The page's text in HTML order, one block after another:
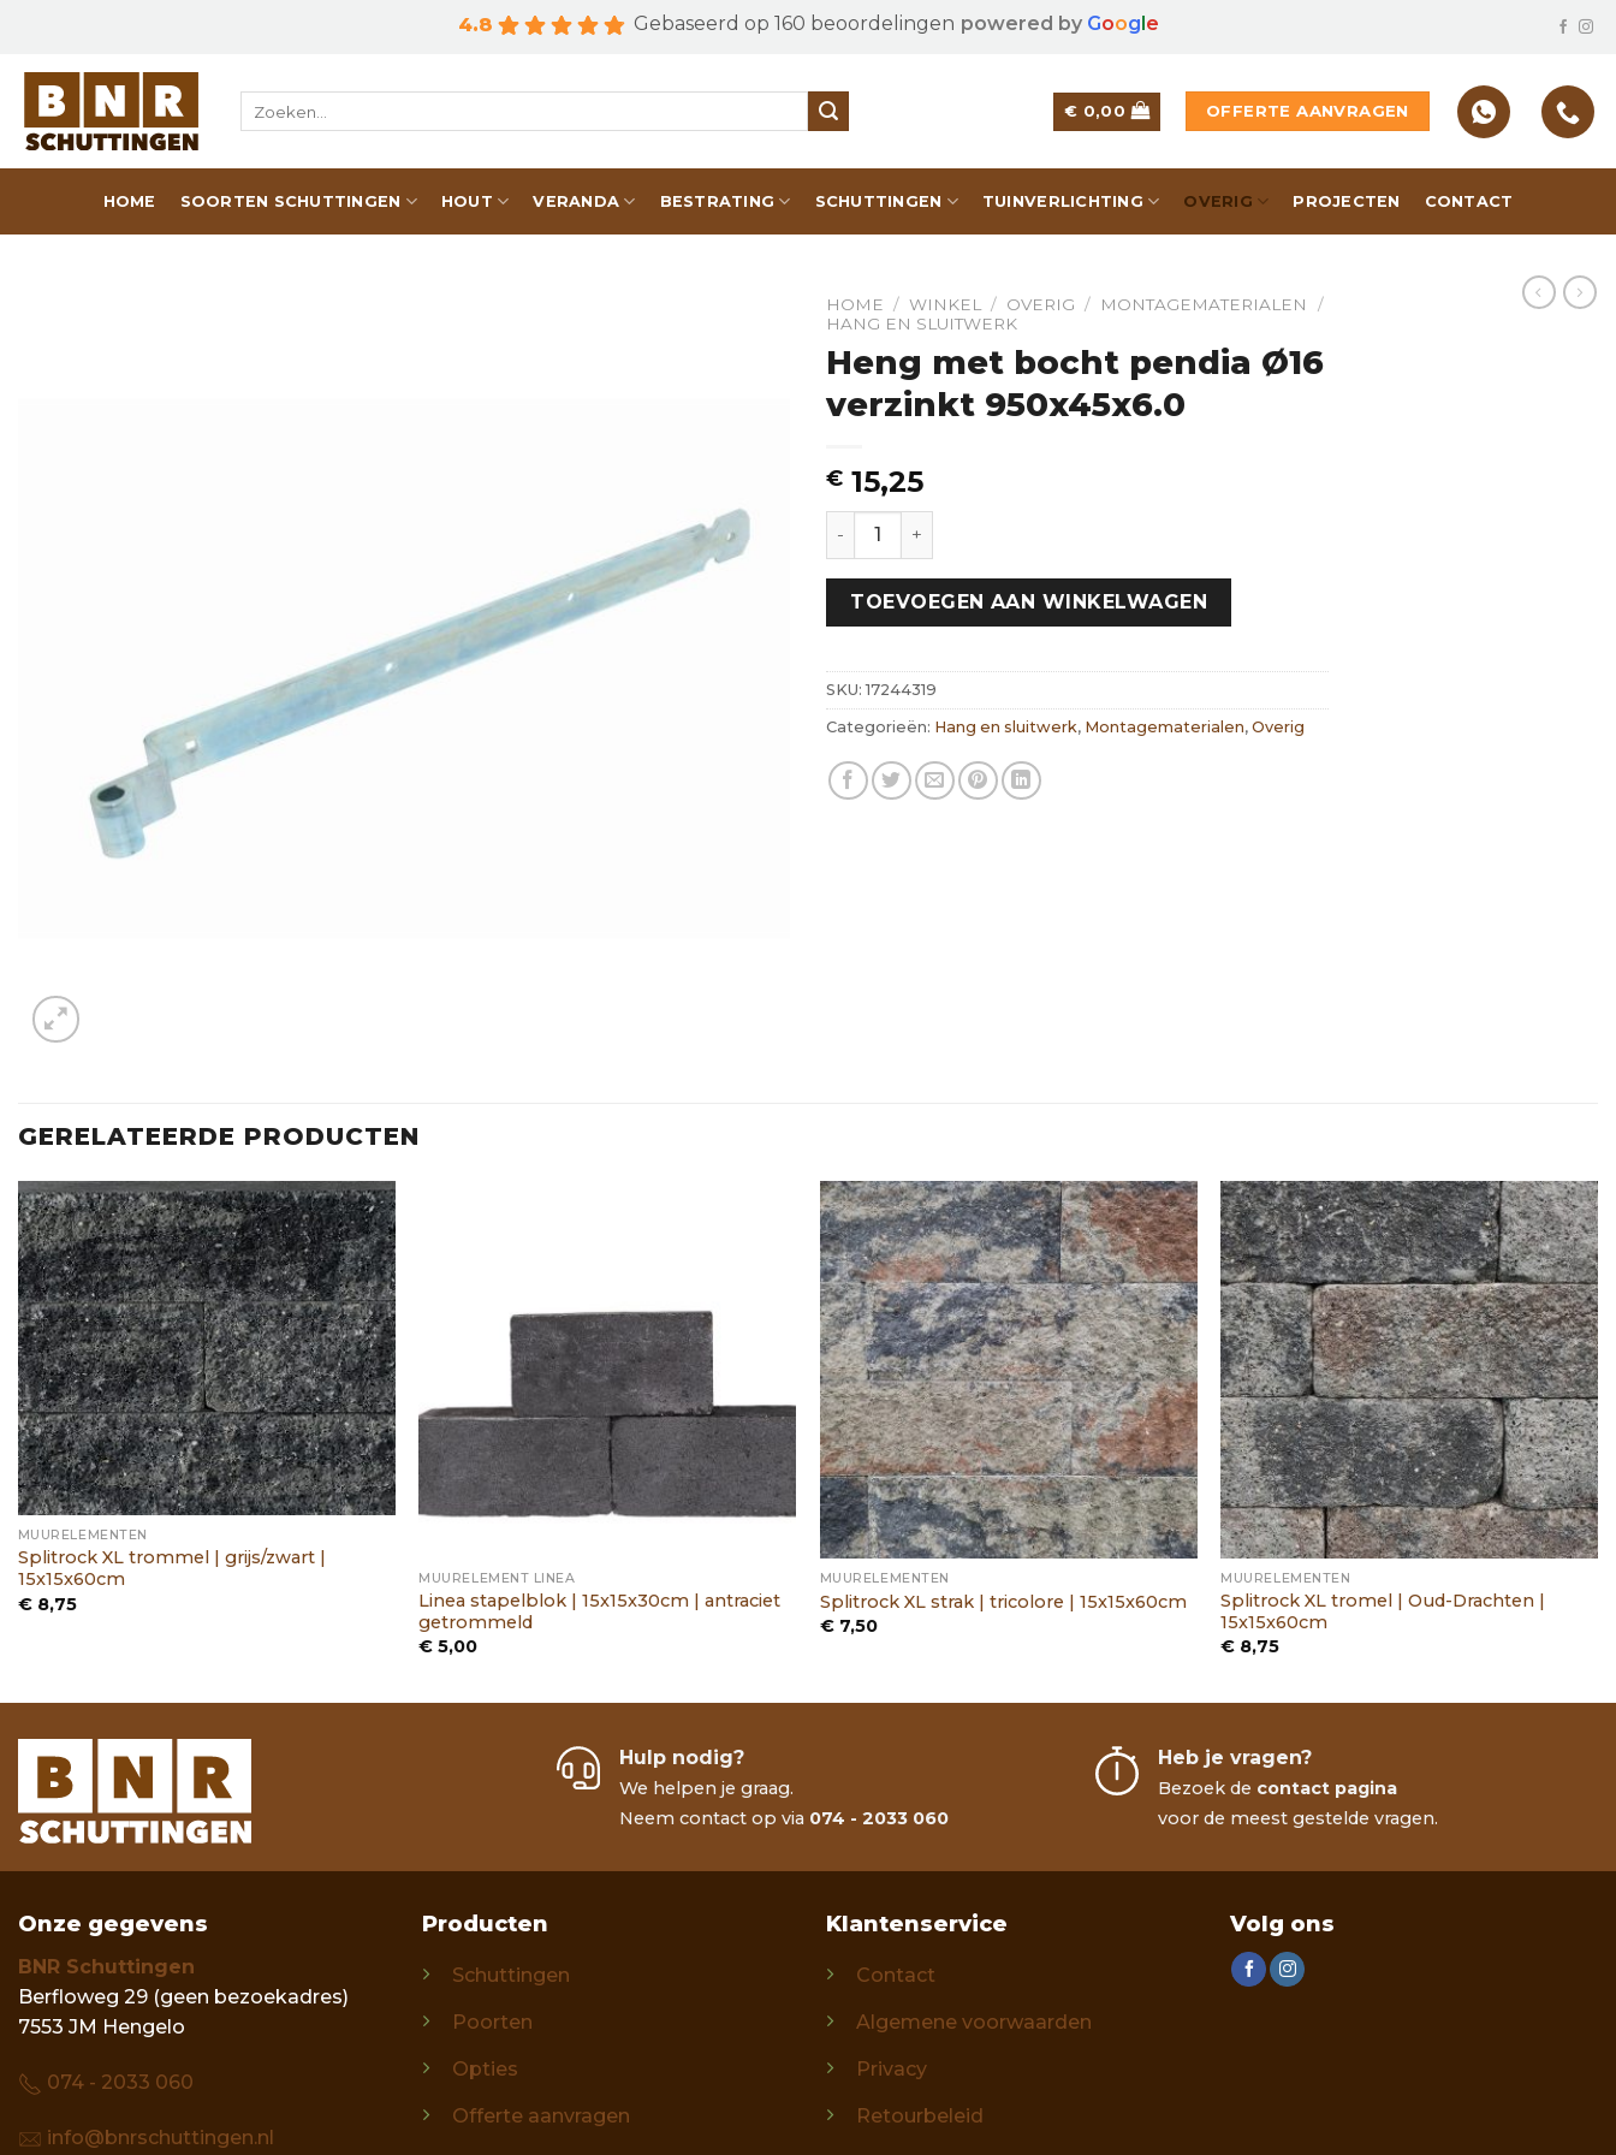
content
4.8 Gebaseerd op 160 beoordelingen powered by Google
€ 0,00 OFFERTE AANVRAGEN
HOME SOORTEN SCHUTTINGEN HOUT VERANDA BESTRATING SCHUTTINGEN TUINVERLICHTING OVERIG PROJECTEN CONTACT
HOME / WINKEL / OVERIG / MONTAGEMATERIALEN
/
HANG EN SLUITWERK
Heng met bocht pendia Ø16
verzinkt 950x45x6.0
€ 15,25
Heng met bocht pendia Ø16 verzinkt 950x45x6.0 hoeveelheid
TOEVOEGEN AAN WINKELWAGEN
SKU:17244319
Categorieën: Hang en sluitwerk, Montagematerialen, Overig
GERELATEERDE PRODUCTEN
MUURELEMENTEN
Splitrock XL trommel | grijs/zwart |
15x15x60cm
€8,75
MUURELEMENT LINEA
Linea stapelblok | 15x15x30cm | antraciet
getrommeld
€ 5,00
MUURELEMENTEN
Splitrock XL strak | tricolore | 15x15x60cm
€7,50
MUURELEMENTEN
Splitrock XL tromel | Oud-Drachten |
15x15x60cm
€ 8,75
Hulp nodig?
We helpen je graag.
Neem contact op via 074 - 2033 060
Heb je vragen?
Bezoek de contact pagina
voor de meest gestelde vragen.
Onze gegevens
BNR Schuttingen
Berfloweg 29 (geen bezoekadres)
7553 JM Hengelo
074 - 2033 060
info@bnrschuttingen.nl
Producten
Schuttingen
Poorten
Opties
Offerte aanvragen
Klantenservice
Contact
Algemene voorwaarden
Privacy
Retourbeleid
Volg ons